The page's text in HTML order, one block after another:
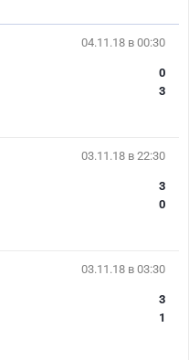
04.11.18 в 00:30
0
3
03.11.18 в 22:30
3
0
03.11.18 в 03:30
3
1